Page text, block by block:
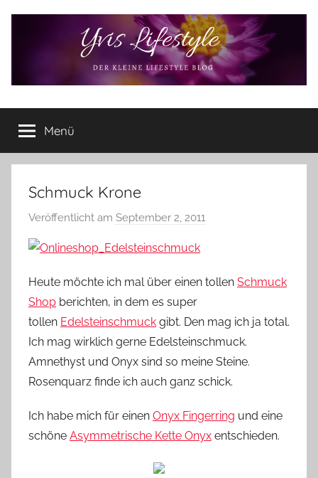
Yvis
Lifestyle
Lifestyle
Blog
–
Lifestyle,
Rezensionen,
Produkttests
und
vieles
Menü
Schmuck Krone
Veröffentlicht am September 2, 2011
n
n
e
Heute möchte ich mal über einen tollen Schmuck
Shop berichten, in dem es super
tollen Edelsteinschmuck gibt. Den mag ich ja total.
Ich mag wirklich gerne Edelsteinschmuck.
Amnethyst und Onyx sind so meine Steine.
Rosenquarz finde ich auch ganz schick.
Ich habe mich für einen Onyx Fingerring und eine
schöne Asymmetrische Kette Onyx entschieden.